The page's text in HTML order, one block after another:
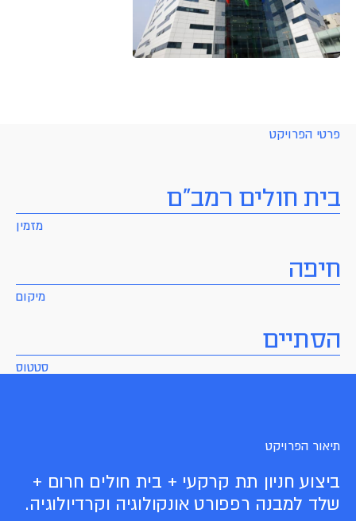
פרטי הפרויקט
בית חולים רמב"ם
מזמין
חיפה
מיקום
הסתיים
סטטוס
תיאור הפרויקט
ביצוע חניון תת קרקעי + בית חולים חרום +
שלד למבנה רפפורט אונקולוגיה וקרדיולוגיה.